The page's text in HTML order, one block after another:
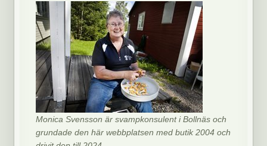
Monica Svensson är svampkonsulent i Bollnäs och
grundade den här webbplatsen med butik 2004 och